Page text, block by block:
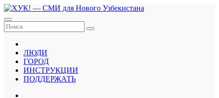
Перейти
к
содержанию
ЛЮДИ
ГОРОД
ИНСТРУКЦИИ
ПОДДЕРЖАТЬ